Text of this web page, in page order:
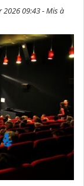
09:43 - Mis à